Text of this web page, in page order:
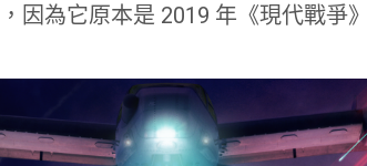
因為它原本是 2019 年《現代戰爭